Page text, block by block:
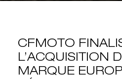
CFMOTO
L’ACQUISITION
MARQUE